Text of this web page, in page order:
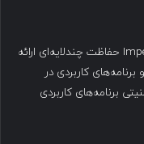
علاوه بر محافظت در برابر ربات‌های مخرب، Imperva حفاظت چندلایه‌ای ارائه
کاربردی در
برنامه‌های کاربردی